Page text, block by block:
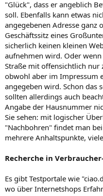
"Glück", dass er angeblich
soll. Ebenfalls kann etwas
angegebenen Adresse ganz
Geschäftssitz eines
sicherlich keinen kleinen
aufnehmen wird. Oder
Straße mit offensichtlich nur
obwohl aber im Impressum
angegeben wird. Schon das
sollten allerdings auch
Angabe der Hausnummer
Sie sehen: mit logischer
"Nachbohren" findet man
mehrere Anhaltspunkte,
Recherche in
Es gibt Testportale wie
wo über Internetshops